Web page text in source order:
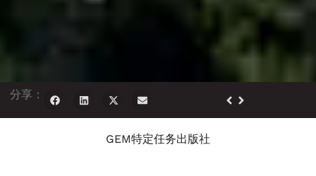
分享：
GEM特定任务出版社